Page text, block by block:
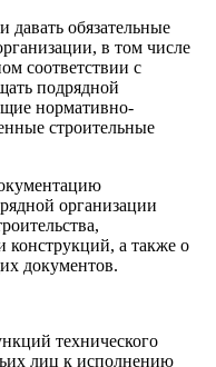
давать обязательные
в том числе
соответствии с
подрядной
нормативно-
строительные
организации
конструкций, а также о
документов.
технического
лиц к исполнению